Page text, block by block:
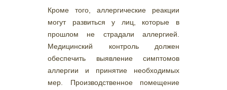
Кроме того, аллергические реакции
могут развиться у лиц, которые в
прошлом не страдали аллергией.
Медицинский контроль должен
обеспечить выявление симптомов
аллергии и принятие необходимых
мер. Производственное помещение